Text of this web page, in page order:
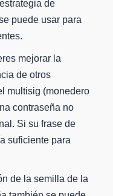
de
puede usar para
mejorar la
de otros
multisig (monedero
contraseña no
Si su frase de
suficiente para
de la semilla de la